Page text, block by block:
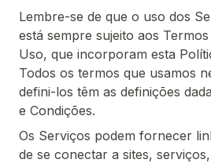
Lembre-se de que o uso dos
está sempre sujeito aos
Uso, que incorporam esta
Todos os termos que usamos
defini-los têm as definições
e Condições.
Os Serviços podem fornecer
de se conectar a sites,